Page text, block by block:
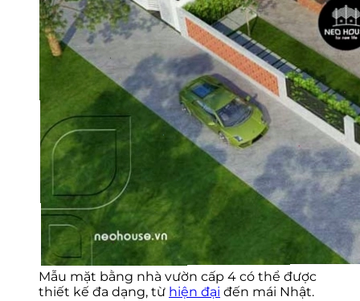
Mẫu mặt bằng nhà vườn cấp 4 có thể được
thiết kế đa dạng, từ hiện đại đến mái Nhật.